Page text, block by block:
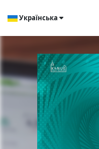
Українська